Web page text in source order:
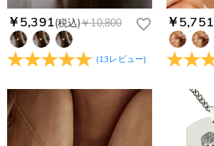
￥5,391(税込)￥10,800
(13レビュー)
￥5,751